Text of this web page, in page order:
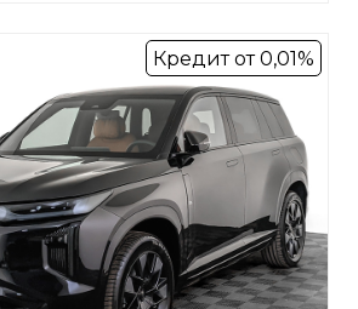
Кредит от 0,01%